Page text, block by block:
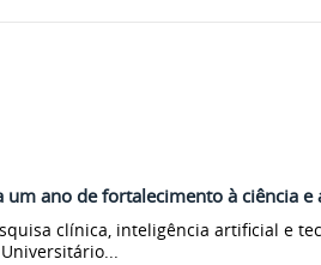
um ano de fortalecimento à ciência e
clínica, inteligência artificial e